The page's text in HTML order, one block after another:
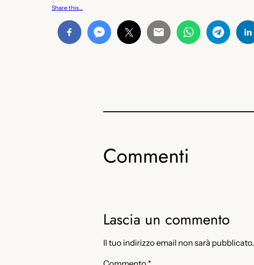
Share this…
Commenti
Lascia un commento
Il tuo indirizzo email non sarà pubblicato.